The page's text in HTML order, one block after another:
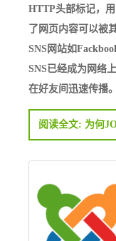
HTTP头部标记，
了网页内容可以被
SNS网站如
SNS已经成为网络
在好友间迅速传播。